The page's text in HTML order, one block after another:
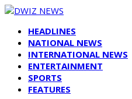
HEADLINES
NATIONAL NEWS
INTERNATIONAL NEWS
ENTERTAINMENT
SPORTS
FEATURES